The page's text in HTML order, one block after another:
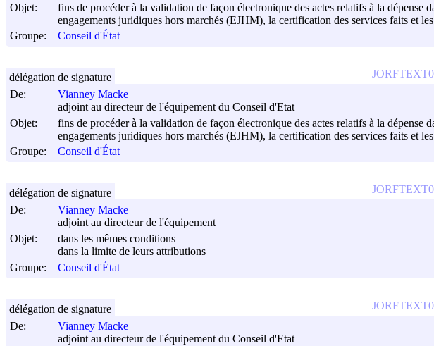
Objet:
fins de procéder à la validation de façon électronique des actes relatifs à la
engagements juridiques hors marchés (EJHM), la certification des services faits et
Groupe:
Conseil d'État
De:
Vianney Macke
adjoint au directeur de l'équipement du Conseil d'Etat
Objet:
fins de procéder à la validation de façon électronique des actes relatifs à la
engagements juridiques hors marchés (EJHM), la certification des services faits et
Groupe:
Conseil d'État
délégation de signature
De:
Vianney Macke
adjoint au directeur de l'équipement
Objet:
dans les mêmes conditions
dans la limite de leurs attributions
Groupe:
Conseil d'État
délégation de signature
De:
Vianney Macke
adjoint au directeur de l'équipement du Conseil d'Etat
délégation de signature